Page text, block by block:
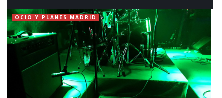
OCIO Y PLANES MADRID